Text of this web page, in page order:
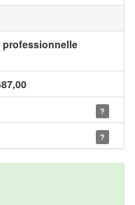
professionnelle
?
?